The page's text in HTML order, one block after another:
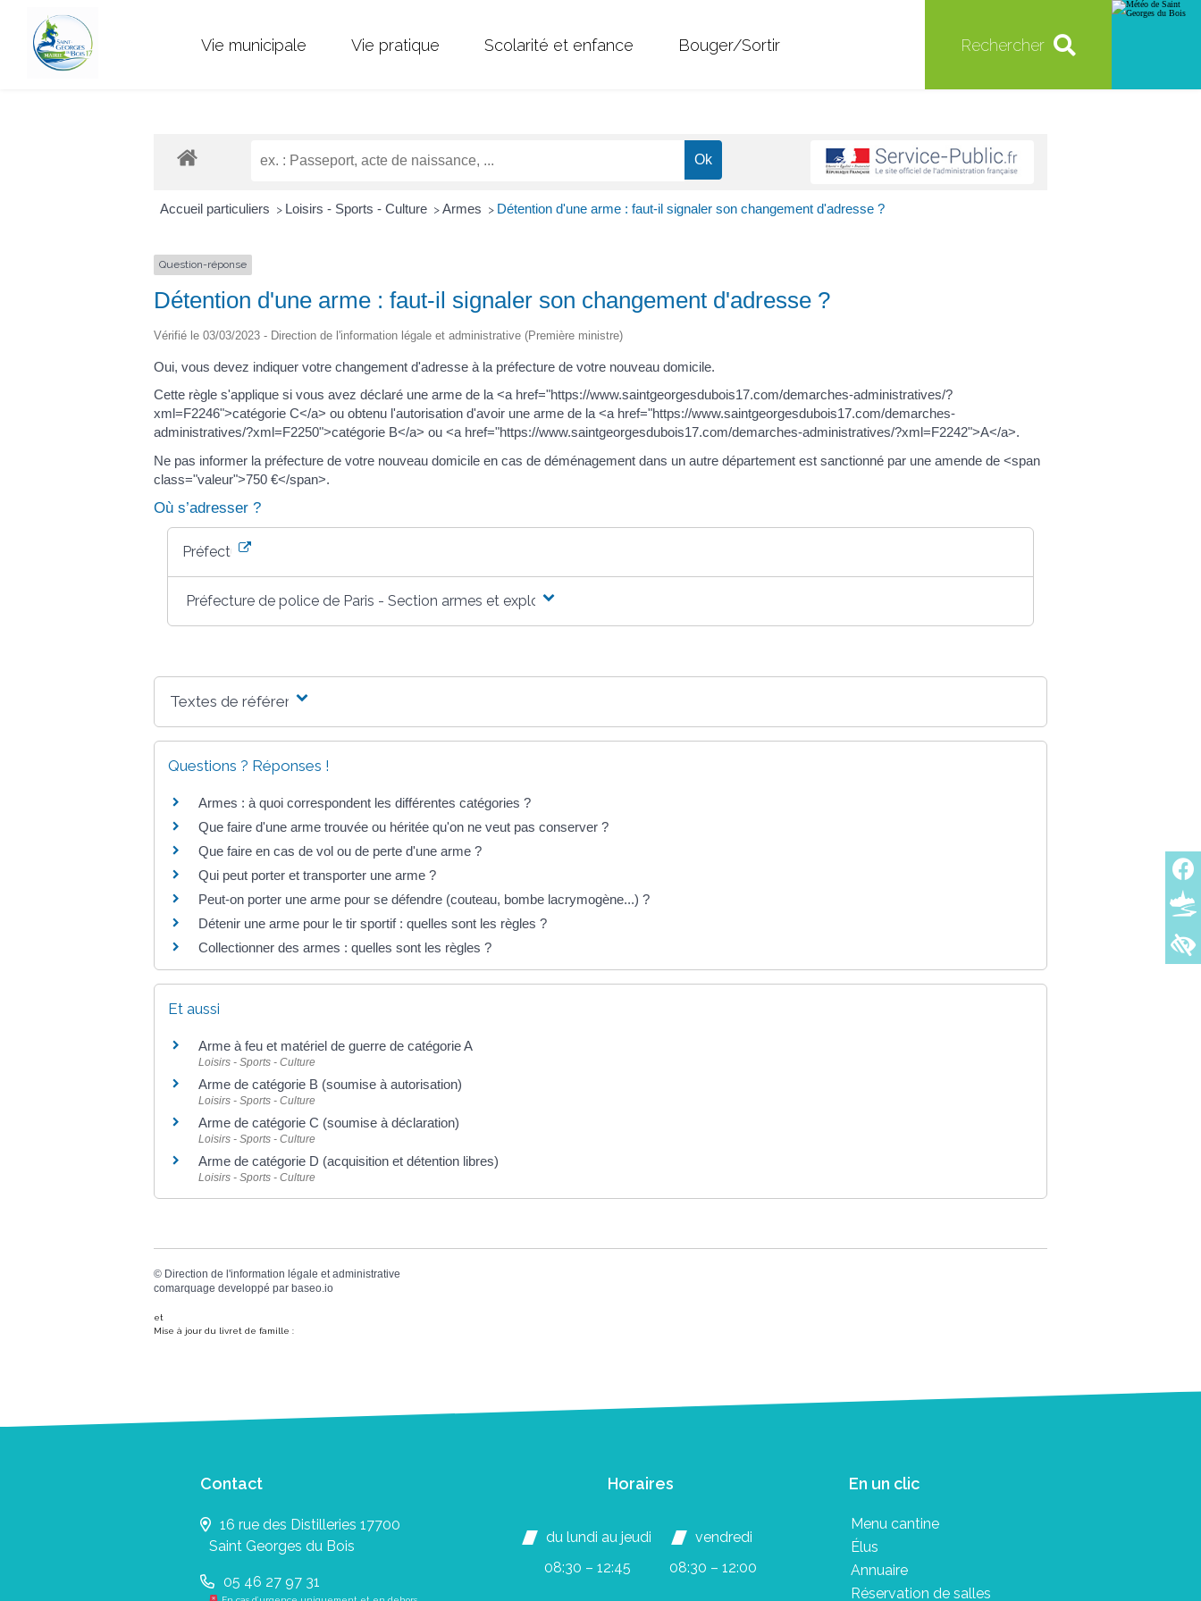
Vie municipale Vie pratique Scolarité et enfance Bouger/Sortir Rechercher
Accueil particuliers > Loisirs - Sports - Culture > Armes > Détention d'une arme : faut-il signaler son changement d'adresse ?
Question-réponse
Détention d'une arme : faut-il signaler son changement d'adresse ?
Vérifié le 03/03/2023 - Direction de l'information légale et administrative (Première ministre)
Oui, vous devez indiquer votre changement d'adresse à la préfecture de votre nouveau domicile.
Cette règle s'applique si vous avez déclaré une arme de la <a href="https://www.saintgeorgesdubois17.com/demarches-administratives/?
xml=F2246">catégorie C</a> ou obtenu l'autorisation d'avoir une arme de la <a href="https://www.saintgeorgesdubois17.com/demarches-
administratives/?xml=F2250">catégorie B</a> ou <a href="https://www.saintgeorgesdubois17.com/demarches-administratives/?xml=F2242">A</a>.
Ne pas informer la préfecture de votre nouveau domicile en cas de déménagement dans un autre département est sanctionné par une amende de <span
class="valeur">750 €</span>.
Où s’adresser ?
Préfecture
Préfecture de police de Paris - Section armes et explosifs
Textes de référence
Questions ? Réponses !
Armes : à quoi correspondent les différentes catégories ?
Que faire d'une arme trouvée ou héritée qu'on ne veut pas conserver ?
Que faire en cas de vol ou de perte d'une arme ?
Qui peut porter et transporter une arme ?
Peut-on porter une arme pour se défendre (couteau, bombe lacrymogène...) ?
Détenir une arme pour le tir sportif : quelles sont les règles ?
Collectionner des armes : quelles sont les règles ?
Et aussi
Arme à feu et matériel de guerre de catégorie A
Loisirs - Sports - Culture
Arme de catégorie B (soumise à autorisation)
Loisirs - Sports - Culture
Arme de catégorie C (soumise à déclaration)
Loisirs - Sports - Culture
Arme de catégorie D (acquisition et détention libres)
Loisirs - Sports - Culture
© Direction de l'information légale et administrative
comarquage developpé par baseo.io
et
Mise à jour du livret de famille :
Contact
16 rue des Distilleries 17700
Saint Georges du Bois
05 46 27 97 31
Horaires
du lundi au jeudi
08:30 – 12:45
vendredi
08:30 – 12:00
En un clic
Menu cantine
Élus
Annuaire
Réservation de salles